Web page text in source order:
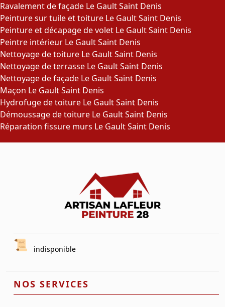
Ravalement de façade Le Gault Saint Denis
Peinture sur tuile et toiture Le Gault Saint Denis
Peinture et décapage de volet Le Gault Saint Denis
Peintre intérieur Le Gault Saint Denis
Nettoyage de toiture Le Gault Saint Denis
Nettoyage de terrasse Le Gault Saint Denis
Nettoyage de façade Le Gault Saint Denis
Maçon Le Gault Saint Denis
Hydrofuge de toiture Le Gault Saint Denis
Démoussage de toiture Le Gault Saint Denis
Réparation fissure murs Le Gault Saint Denis
indisponible
NOS SERVICES